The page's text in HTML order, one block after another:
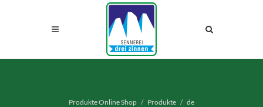
Produkte Online Shop Produkte
de